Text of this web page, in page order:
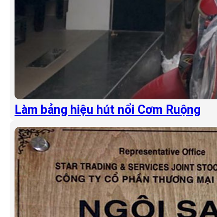
Làm bảng hiệu hút nổi Cơm Ruộng